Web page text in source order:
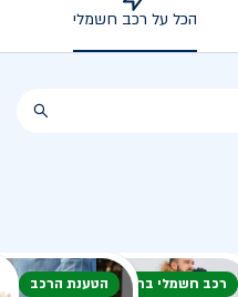
הכל על רכב חשמלי
רכב חשמלי בחורף הטענת הרכב